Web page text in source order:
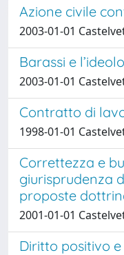
Azione civile
2003-01-01
Barassi e
2003-01-01
Contratto di
1998-01-01
Correttezza e
giurisprudenza
proposte
2001-01-01
Diritto positivo